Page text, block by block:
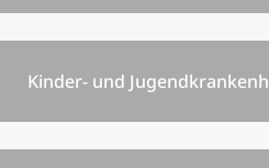
Kinder- und